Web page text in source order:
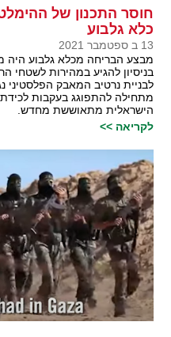
חוסר התכנון של
כלא גלבוע
13 ב ספטמבר 2021
מבצע הבריחה מכלא גלבוע היה
בניסיון להגיע במהירות לשטחי
לבניית נרטיב המאבק הפלסטיני
הישראלית מתאוששת מחדש.
לקריאה >>